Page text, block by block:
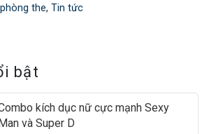
the, Tin tức
bật
kích dục nữ cực mạnh Sexy
và Super D